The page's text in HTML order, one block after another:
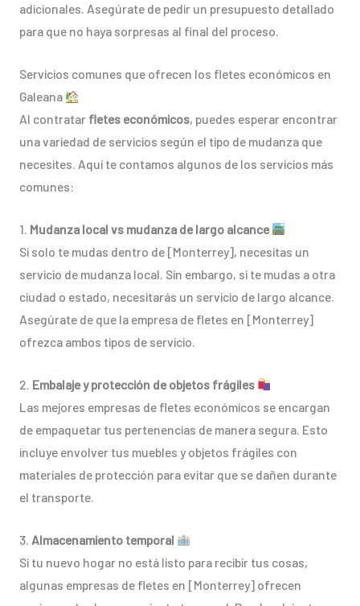
adicionales. Asegúrate de pedir un presupuesto detallado
para que no haya sorpresas al final del proceso.
Servicios comunes que ofrecen los fletes económicos en
Galeana
Al contratar fletes económicos, puedes esperar encontrar
una variedad de servicios según el tipo de mudanza que
necesites. Aquí te contamos algunos de los servicios más
comunes:
1. Mudanza local vs mudanza de largo alcance
Si solo te mudas dentro de [Monterrey], necesitas un
servicio de mudanza local. Sin embargo, si te mudas a otra
ciudad o estado, necesitarás un servicio de largo alcance.
Asegúrate de que la empresa de fletes en [Monterrey]
ofrezca ambos tipos de servicio.
2. Embalaje y protección de objetos frágiles
Las mejores empresas de fletes económicos se encargan
de empaquetar tus pertenencias de manera segura. Esto
incluye envolver tus muebles y objetos frágiles con
materiales de protección para evitar que se dañen durante
el transporte.
3. Almacenamiento temporal
Si tu nuevo hogar no está listo para recibir tus cosas,
algunas empresas de fletes en [Monterrey] ofrecen